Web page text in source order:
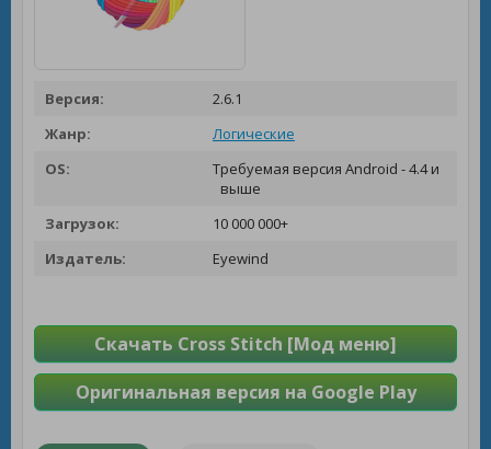
Версия:
2.6.1
Жанр:
Логические
OS:
Требуемая версия Android - 4.4 и
выше
Загрузок:
10 000 000+
Издатель:
Eyewind
Скачать Cross Stitch [Мод меню]
Оригинальная версия на Google Play